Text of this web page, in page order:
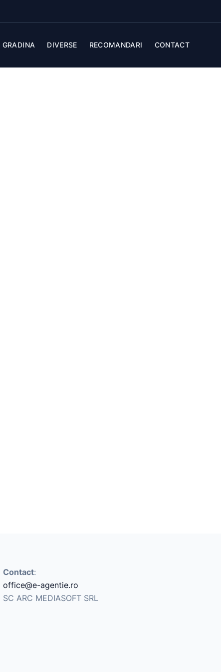
DIVERSE RECOMANDARI CONTACT
Contact:
office@e-agentie.ro
SC ARC MEDIASOFT SRL